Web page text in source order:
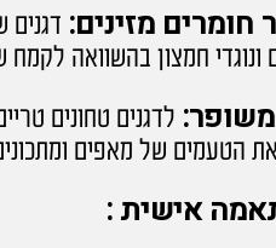
חומרים מזינים: דגנים
ונוגדי חמצון בהשוואה
לדגנים טחונים
הטעמים של מאפים